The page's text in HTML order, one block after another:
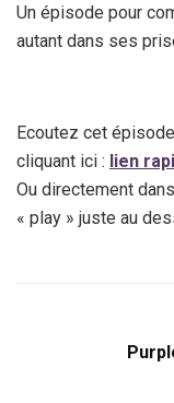
Un épisode pour
autant dans ses
Ecoutez cet
cliquant ici : lien
Ou directement
« play » juste au